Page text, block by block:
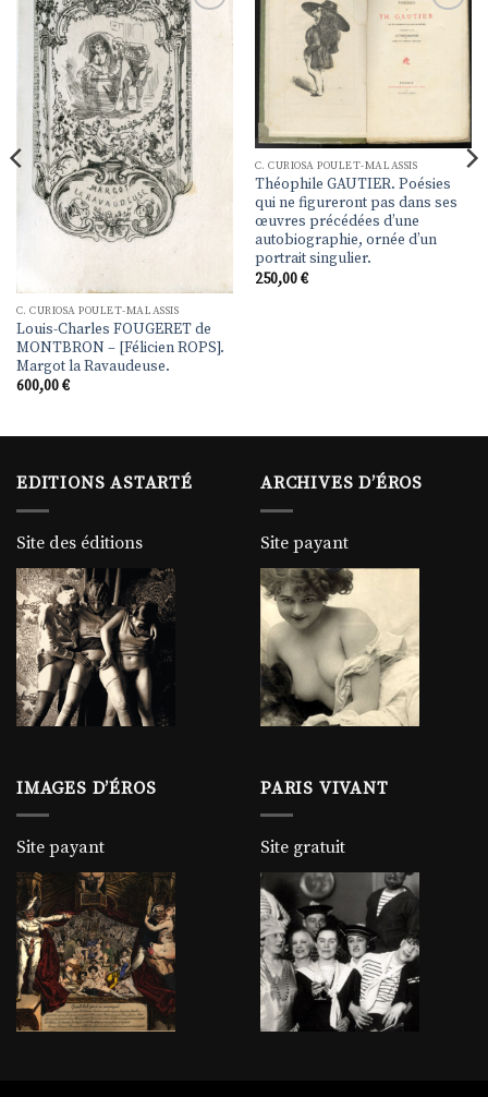
Ajouter
à la
liste de
souhaits
C. CURIOSA POULET-MALASSIS
Louis-Charles FOUGERET de
MONTBRON – [Félicien ROPS].
Margot la Ravaudeuse.
600,00€
Ajouter
C. CURIOSA POULET-MALASSIS
Théophile GAUTIER. Poésies
qui ne figureront pas dans ses
œuvres précédées d’une
autobiographie, ornée d’un
portrait singulier.
250,00€
EDITIONS ASTARTÉ
Site des éditions
ARCHIVES D’ÉROS
Site payant
IMAGES D’ÉROS
Site payant
PARIS VIVANT
Site gratuit